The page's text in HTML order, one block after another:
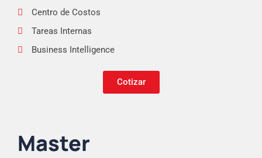
Centro de Costos
Tareas Internas
Business Intelligence
Cotizar
Master